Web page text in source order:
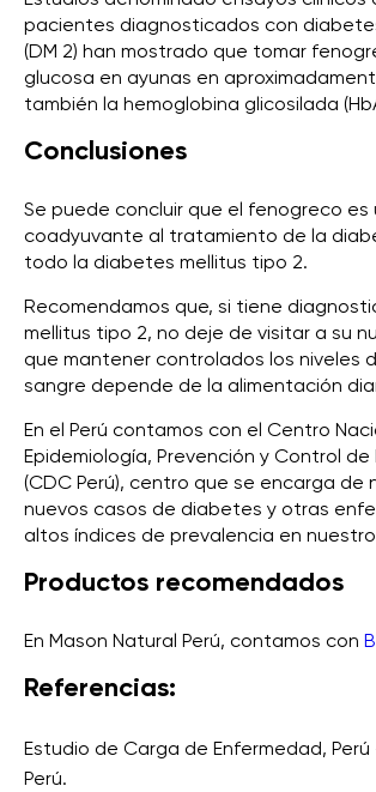
pacientes diagnosticados con
(DM 2) han mostrado que tomar
glucosa en ayunas en
también la hemoglobina glicosilada
Conclusiones
Se puede concluir que el fenogreco
coadyuvante al tratamiento de la
todo la diabetes mellitus tipo 2.
Recomendamos que, si tiene
mellitus tipo 2, no deje de visitar a su
que mantener controlados los niveles
sangre depende de la alimentación
En el Perú contamos con el Centro
Epidemiología, Prevención y Control
(CDC Perú), centro que se encarga de
nuevos casos de diabetes y otras
altos índices de prevalencia en
Productos recomendados
En Mason Natural Perú, contamos con
Referencias:
Estudio de Carga de Enfermedad, Perú
Perú.